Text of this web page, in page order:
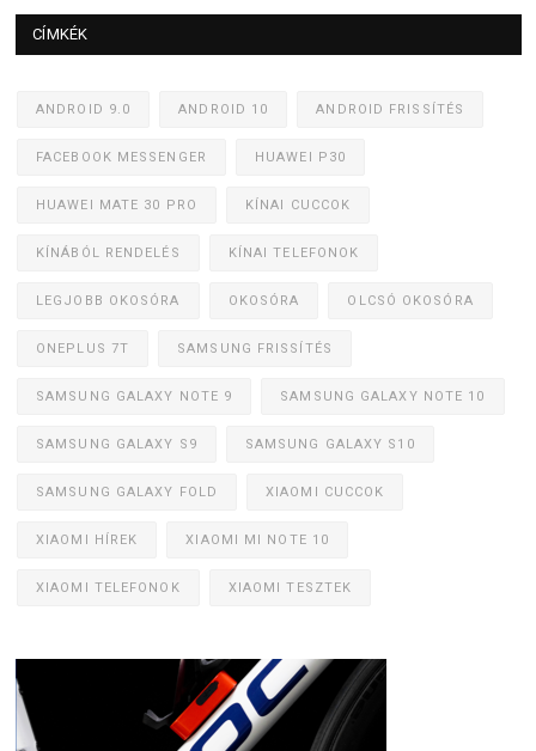
CÍMKÉK
ANDROID 9.0 ANDROID 10 ANDROID FRISSÍTÉS
FACEBOOK MESSENGER HUAWEI P30
HUAWEI MATE 30 PRO KÍNAI CUCCOK
KÍNÁBÓL RENDELÉS KÍNAI TELEFONOK
LEGJOBB OKOSÓRA OKOSÓRA OLCSÓ OKOSÓRA
ONEPLUS 7T SAMSUNG FRISSÍTÉS
SAMSUNG GALAXY NOTE 9 SAMSUNG GALAXY NOTE 10
SAMSUNG GALAXY S9 SAMSUNG GALAXY S10
SAMSUNG GALAXY FOLD XIAOMI CUCCOK
XIAOMI HÍREK XIAOMI MI NOTE 10
XIAOMI TELEFONOK XIAOMI TESZTEK